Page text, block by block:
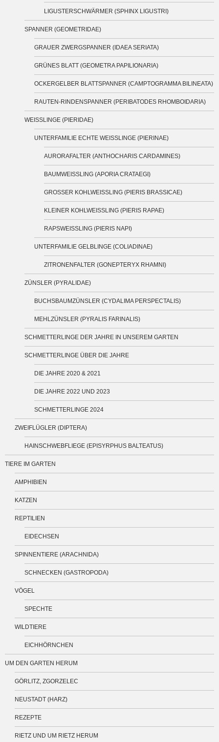
LIGUSTERSCHWÄRMER (SPHINX LIGUSTRI)
SPANNER (GEOMETRIDAE)
GRAUER ZWERGSPANNER (IDAEA SERIATA)
GRÜNES BLATT (GEOMETRA PAPILIONARIA)
OCKERGELBER BLATTSPANNER (CAMPTOGRAMMA BILINEATA)
RAUTEN-RINDENSPANNER (PERIBATODES RHOMBOIDARIA)
WEISSLINGE (PIERIDAE)
UNTERFAMILIE ECHTE WEISSLINGE (PIERINAE)
AURORAFALTER (ANTHOCHARIS CARDAMINES)
BAUMWEISSLING (APORIA CRATAEGI)
GROSSER KOHLWEISSLING (PIERIS BRASSICAE)
KLEINER KOHLWEISSLING (PIERIS RAPAE)
RAPSWEISSLING (PIERIS NAPI)
UNTERFAMILIE GELBLINGE (COLIADINAE)
ZITRONENFALTER (GONEPTERYX RHAMNI)
ZÜNSLER (PYRALIDAE)
BUCHSBAUMZÜNSLER (CYDALIMA PERSPECTALIS)
MEHLZÜNSLER (PYRALIS FARINALIS)
SCHMETTERLINGE DER JAHRE IN UNSEREM GARTEN
SCHMETTERLINGE ÜBER DIE JAHRE
DIE JAHRE 2020 & 2021
DIE JAHRE 2022 UND 2023
SCHMETTERLINGE 2024
ZWEIFLÜGLER (DIPTERA)
HAINSCHWEBFLIEGE (EPISYRPHUS BALTEATUS)
TIERE IM GARTEN
AMPHIBIEN
KATZEN
REPTILIEN
EIDECHSEN
SPINNENTIERE (ARACHNIDA)
SCHNECKEN (GASTROPODA)
VÖGEL
SPECHTE
WILDTIERE
EICHHÖRNCHEN
UM DEN GARTEN HERUM
GÖRLITZ, ZGORZELEC
NEUSTADT (HARZ)
REZEPTE
RIETZ UND UM RIETZ HERUM